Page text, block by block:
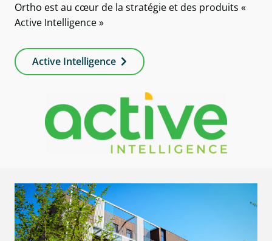
Ortho est au cœur de la stratégie et des produits «
Active Intelligence »
Active Intelligence